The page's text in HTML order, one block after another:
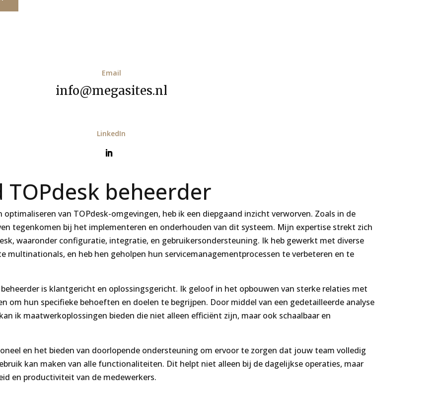
Email
info@megasites.nl
LinkedIn
TOPdesk beheerder
van TOPdesk-omgevingen, heb ik een diepgaand inzicht verworven. Zoals in de
tegenkomen bij het implementeren en onderhouden van dit systeem. Mijn expertise strekt zich
waaronder configuratie, integratie, en gebruikersondersteuning. Ik heb gewerkt met diverse
multinationals, en heb hen geholpen hun servicemanagementprocessen te verbeteren en te
is klantgericht en oplossingsgericht. Ik geloof in het opbouwen van sterke relaties met
om hun specifieke behoeften en doelen te begrijpen. Door middel van een gedetailleerde analyse
ik maatwerkoplossingen bieden die niet alleen efficiënt zijn, maar ook schaalbaar en
en het bieden van doorlopende ondersteuning om ervoor te zorgen dat jouw team volledig
kan maken van alle functionaliteiten. Dit helpt niet alleen bij de dagelijkse operaties, maar
en productiviteit van de medewerkers.